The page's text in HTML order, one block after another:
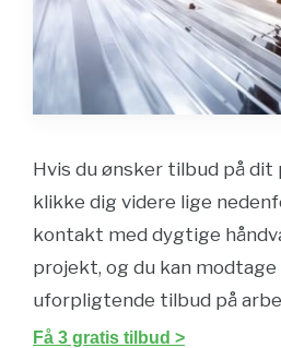
Hvis du ønsker tilbud på dit
klikke dig videre lige
kontakt med dygtige
projekt, og du kan
uforpligtende tilbud på
Få 3 gratis tilbud >